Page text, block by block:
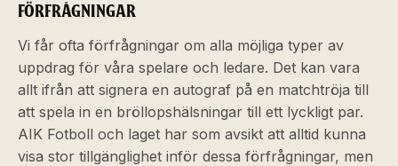
FÖRFRÅGNINGAR
Vi får ofta förfrågningar om alla möjliga typer av
uppdrag för våra spelare och ledare. Det kan vara
allt ifrån att signera en autograf på en matchtröja till
att spela in en bröllopshälsningar till ett lyckligt par.
AIK Fotboll och laget har som avsikt att alltid kunna
visa stor tillgänglighet inför dessa förfrågningar, men